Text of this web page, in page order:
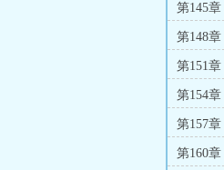
第145章
第148
第151章
第154
第157章
第160